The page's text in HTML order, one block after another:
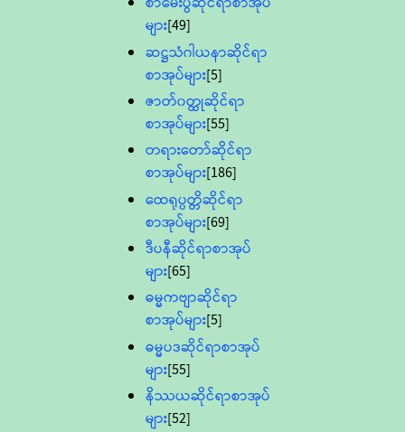
များ[49]
ဆဋ္ဌသံဂါယနာဆိုင်ရာ
စာအုပ်များ[5]
ဇာတ်၀တ္ထုဆိုင်ရာ
စာအုပ်များ[55]
တရားတော်ဆိုင်ရာ
စာအုပ်များ[186]
ထေရုပ္ပတ္တိဆိုင်ရာ
စာအုပ်များ[69]
ဒီပနီဆိုင်ရာစာအုပ်
များ[65]
ဓမ္မကဗျာဆိုင်ရာ
စာအုပ်များ[5]
ဓမ္မပဒဆိုင်ရာစာအုပ်
များ[55]
နိဿယဆိုင်ရာစာအုပ်
များ[52]